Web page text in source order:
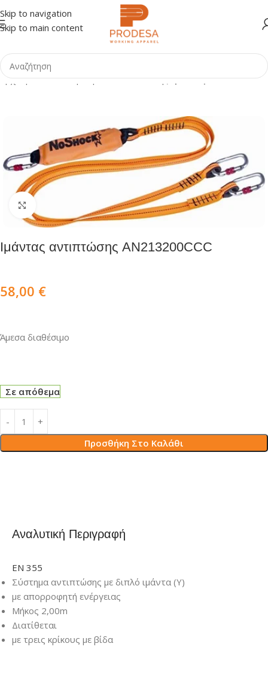
Skip to navigation
Skip to main content
Αρχική σελίδα Shop Προστασία Πτώσης Ιμάντες
Ιμάντας αντιπτώσης AN213200CCC
58,00 €
Άμεσα διαθέσιμο
Σε απόθεμα
Προσθήκη Στο Καλάθι
Αναλυτική Περιγραφή
ΕΝ 355
Σύστημα αντιπτώσης με διπλό ιμάντα (Υ)
με απορροφητή ενέργειας
Μήκος 2,00m
Διατίθεται
με τρεις κρίκους με βίδα